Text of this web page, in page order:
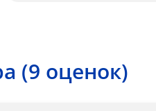
(9 оценок)